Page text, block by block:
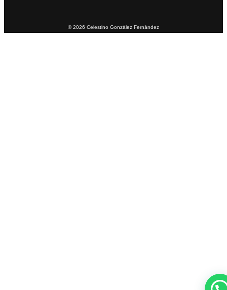
© 2026 Celestino González Fernández